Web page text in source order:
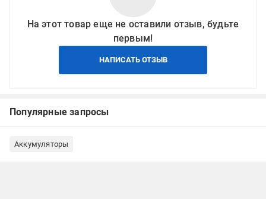
На этот товар еще не оставили отзыв, будьте
первым!
НАПИСАТЬ ОТЗЫВ
Популярные запросы
Аккумуляторы